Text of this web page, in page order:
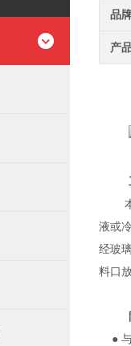
品
产
液或
经玻
料口
●